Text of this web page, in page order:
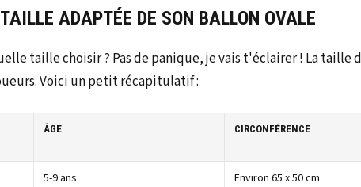
ADAPTÉE DE SON BALLON OVALE
taille choisir ? Pas de panique, je vais t'éclairer ! La taille
Voici un petit récapitulatif :
ÂGE CIRCONFÉRENCE
5-9 ans Environ 65 x 50 cm